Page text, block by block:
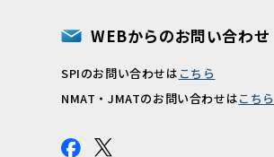
WEBからのお問い合わせ
SPIのお問い合わせは こちら
NMAT・JMATのお問い合わせはこちら